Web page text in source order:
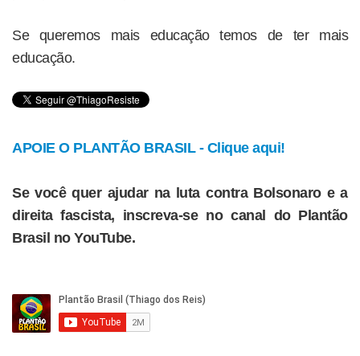
Se queremos mais educação temos de ter mais
educação.
APOIE O PLANTÃO BRASIL - Clique aqui!
Se você quer ajudar na luta contra Bolsonaro e a
direita fascista, inscreva-se no canal do Plantão
Brasil no YouTube.